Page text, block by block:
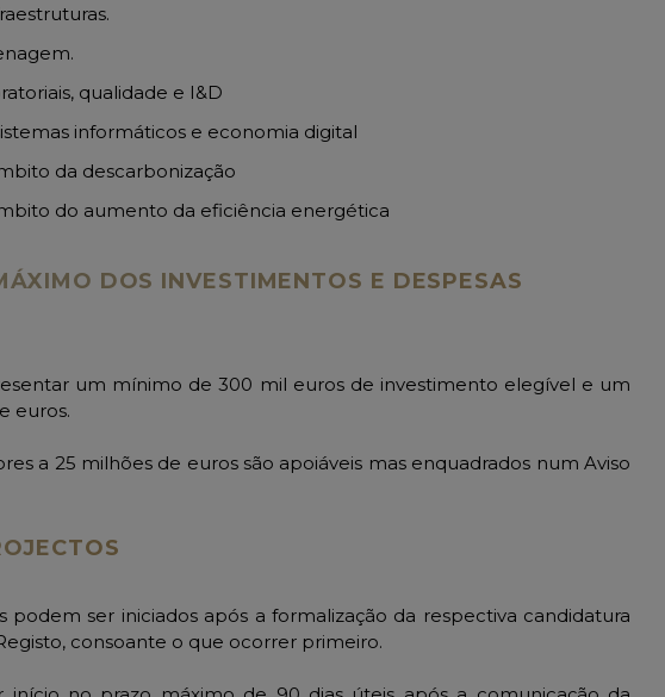
qualidade e I&D
informáticos e economia digital
da descarbonização
do aumento da eficiência energética
DOS INVESTIMENTOS E DESPESAS
um mínimo de 300 mil euros de investimento elegível e um
euros.
a 25 milhões de euros são apoiáveis mas enquadrados num Aviso
podem ser iniciados após a formalização da respectiva candidatura
consoante o que ocorrer primeiro.